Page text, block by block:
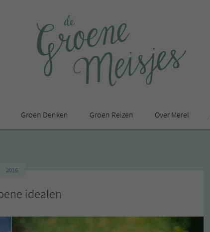
Groen Denken Groen Reizen Over Merel
2016
idealen